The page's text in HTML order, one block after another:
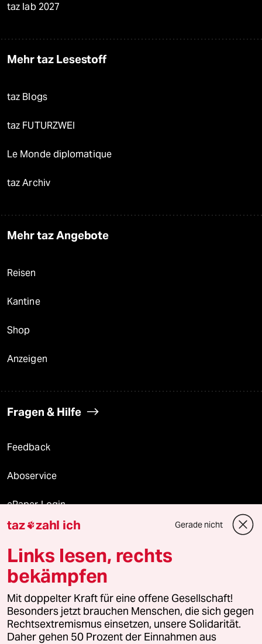
taz lab 2027
Mehr taz Lesestoff
taz Blogs
taz FUTURZWEI
Le Monde diplomatique
taz Archiv
Mehr taz Angebote
Reisen
Kantine
Shop
Anzeigen
Fragen & Hilfe
Feedback
Aboservice
ePaper Login
Downloads für Abonnierende
© 2026 taz Verlags und Vertriebs GmbH
Alle Rechte vorbehalten. Bei rechtlichen Fragen oder für Genehmigungen
wenden Sie sich bitte an
lizenzen@taz.de
taz zahl ich Gerade nicht
Links lesen, rechts
bekämpfen
Mit doppelter Kraft für eine offene Gesellschaft!
Besonders jetzt brauchen Menschen, die sich gegen
Rechtsextremismus einsetzen, unsere Solidarität.
Daher gehen 50 Prozent der Einnahmen aus